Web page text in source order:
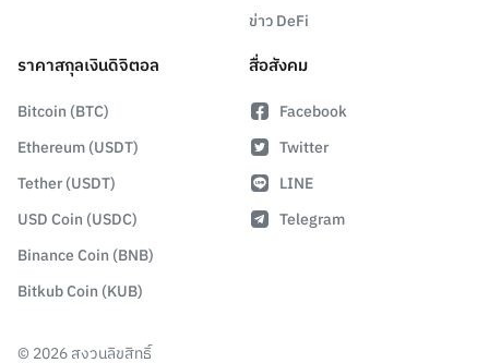
ข่าว DeFi
ราคาสกุลเงินดิจิตอล
Bitcoin (BTC)
Ethereum (USDT)
Tether (USDT)
USD Coin (USDC)
Binance Coin (BNB)
Bitkub Coin (KUB)
สื่อสังคม
Facebook
Twitter
LINE
Telegram
© 2026สงวนลิขสิทธิ์